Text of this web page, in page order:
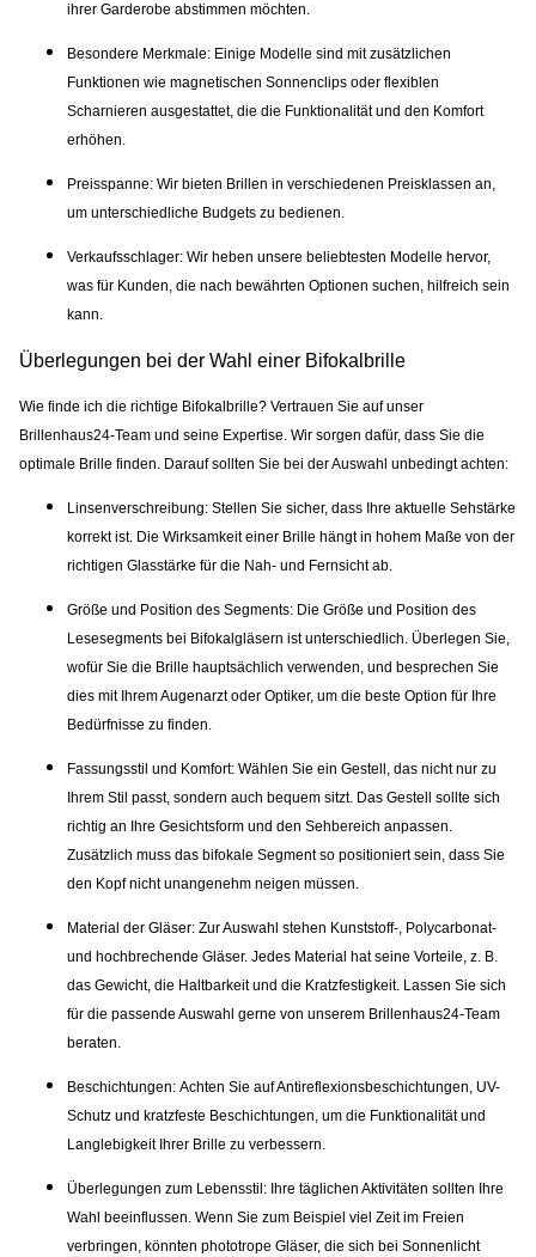
ihrer Garderobe abstimmen möchten.
Besondere Merkmale: Einige Modelle sind mit zusätzlichen
Funktionen wie magnetischen Sonnenclips oder flexiblen
Scharnieren ausgestattet, die die Funktionalität und den Komfort
erhöhen.
Preisspanne: Wir bieten Brillen in verschiedenen Preisklassen an,
um unterschiedliche Budgets zu bedienen.
Verkaufsschlager: Wir heben unsere beliebtesten Modelle hervor,
was für Kunden, die nach bewährten Optionen suchen, hilfreich sein
kann.
Überlegungen bei der Wahl einer Bifokalbrille
Wie finde ich die richtige Bifokalbrille? Vertrauen Sie auf unser
Brillenhaus24-Team und seine Expertise. Wir sorgen dafür, dass Sie die
optimale Brille finden. Darauf sollten Sie bei der Auswahl unbedingt achten:
Linsenverschreibung: Stellen Sie sicher, dass Ihre aktuelle Sehstärke
korrekt ist. Die Wirksamkeit einer Brille hängt in hohem Maße von der
richtigen Glasstärke für die Nah- und Fernsicht ab.
Größe und Position des Segments: Die Größe und Position des
Lesesegments bei Bifokalgläsern ist unterschiedlich. Überlegen Sie,
wofür Sie die Brille hauptsächlich verwenden, und besprechen Sie
dies mit Ihrem Augenarzt oder Optiker, um die beste Option für Ihre
Bedürfnisse zu finden.
Fassungsstil und Komfort: Wählen Sie ein Gestell, das nicht nur zu
Ihrem Stil passt, sondern auch bequem sitzt. Das Gestell sollte sich
richtig an Ihre Gesichtsform und den Sehbereich anpassen.
Zusätzlich muss das bifokale Segment so positioniert sein, dass Sie
den Kopf nicht unangenehm neigen müssen.
Material der Gläser: Zur Auswahl stehen Kunststoff-, Polycarbonat-
und hochbrechende Gläser. Jedes Material hat seine Vorteile, z. B.
das Gewicht, die Haltbarkeit und die Kratzfestigkeit. Lassen Sie sich
für die passende Auswahl gerne von unserem Brillenhaus24-Team
beraten.
Beschichtungen: Achten Sie auf Antireflexionsbeschichtungen, UV-
Schutz und kratzfeste Beschichtungen, um die Funktionalität und
Langlebigkeit Ihrer Brille zu verbessern.
Überlegungen zum Lebensstil: Ihre täglichen Aktivitäten sollten Ihre
Wahl beeinflussen. Wenn Sie zum Beispiel viel Zeit im Freien
verbringen, könnten phototrope Gläser, die sich bei Sonnenlicht